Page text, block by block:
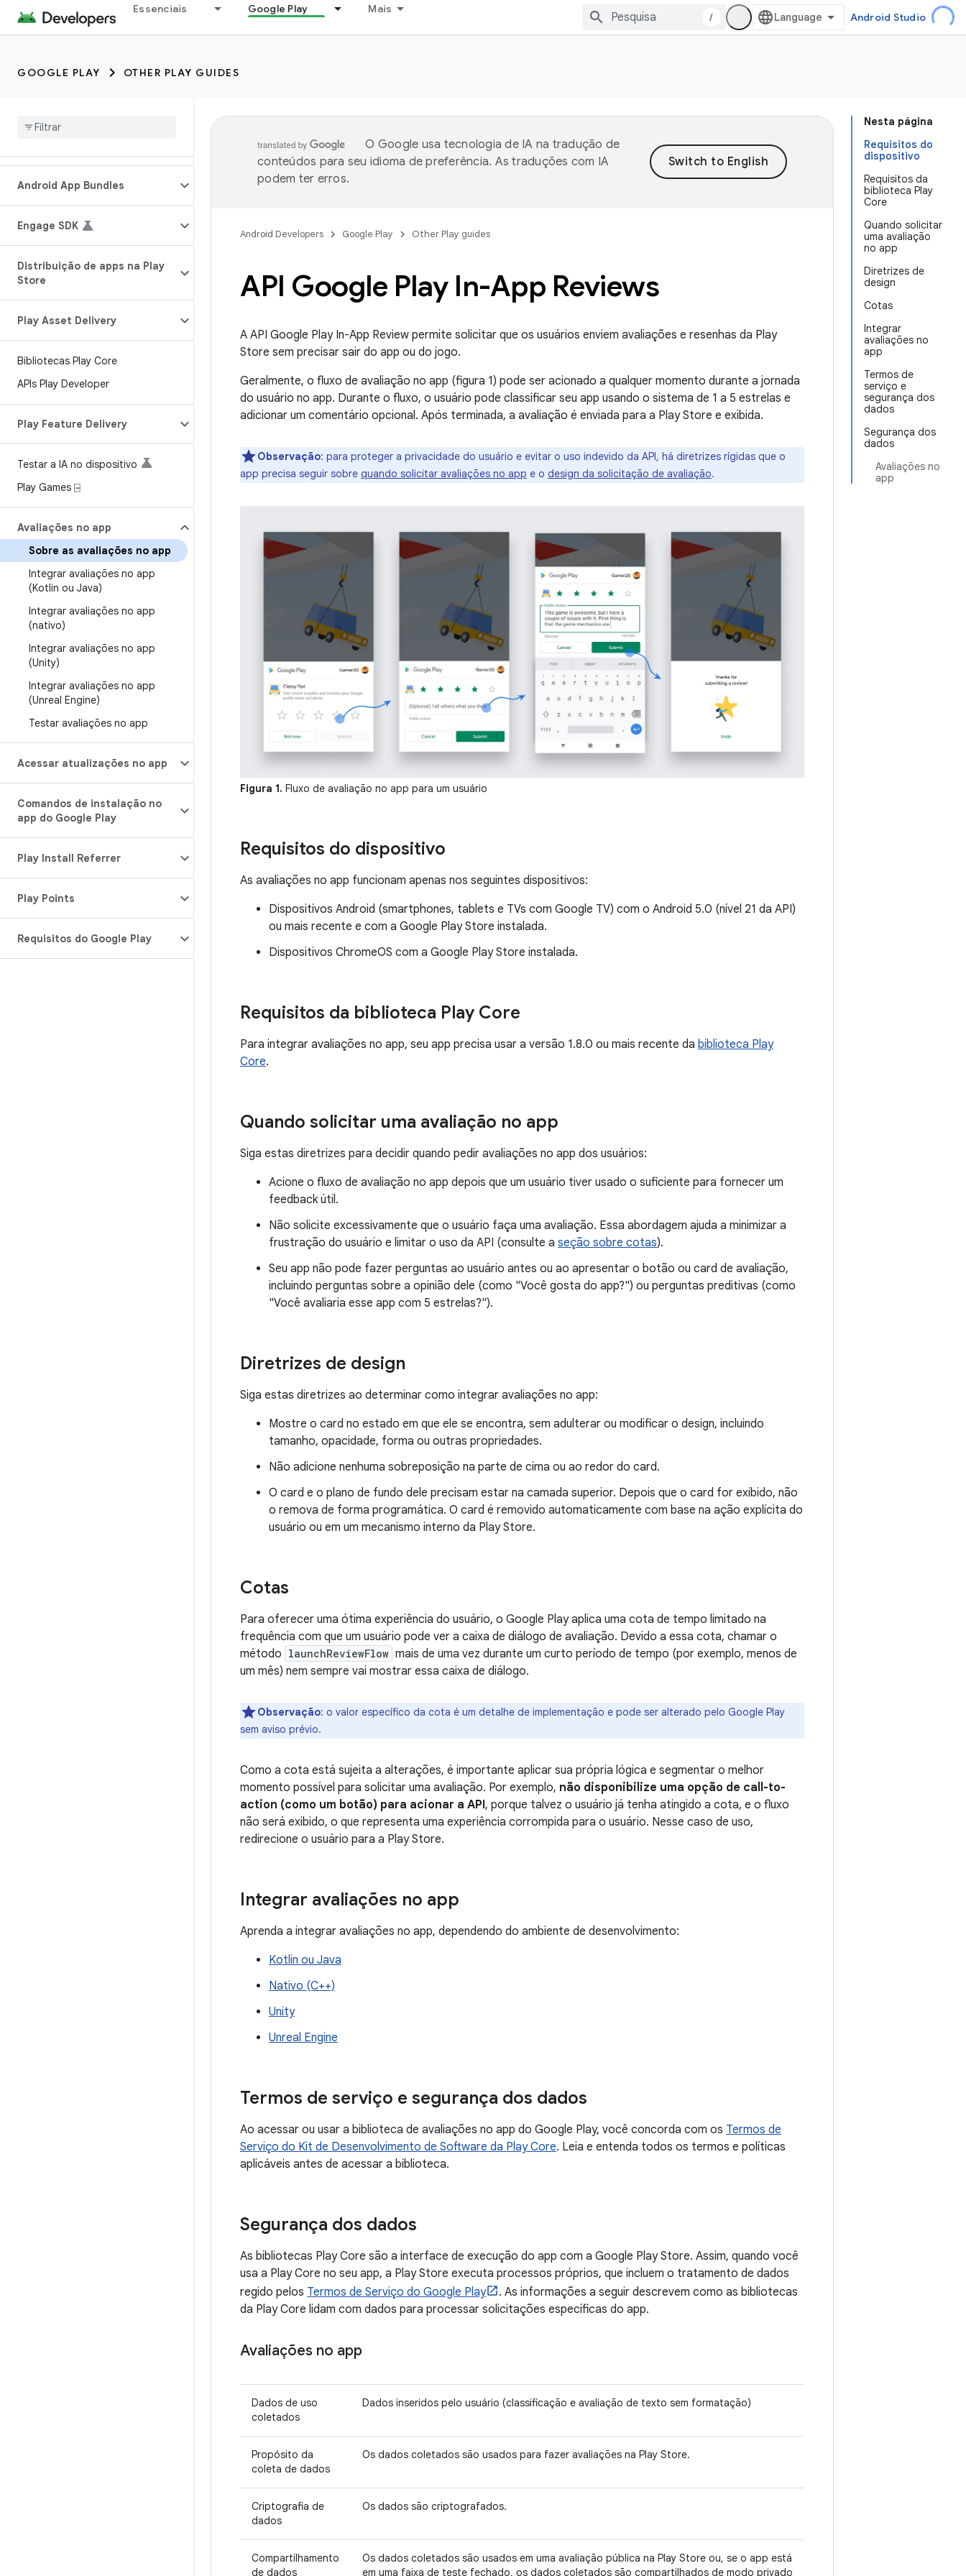
Essenciais Google Play Mais
/ Android Studio
GOOGLE PLAY OTHER PLAY GUIDES
Android App Bundles
Engage SDK
Distribuição de apps na Play
Store
Play Asset Delivery
Bibliotecas Play Core
APIs Play Developer
Play Feature Delivery
Testar a IA no dispositivo
Play Games ⍈
Avaliações no app
Sobre as avaliações no app
Integrar avaliações no app
(Kotlin ou Java)
Integrar avaliações no app
(nativo)
Integrar avaliações no app
(Unity)
Integrar avaliações no app
(Unreal Engine)
Testar avaliações no app
Acessar atualizações no app
Comandos de instalação no
app do Google Play
Play Install Referrer
Play Points
Requisitos do Google Play
Nesta página
Requisitos do
dispositivo
Requisitos da
biblioteca Play
Core
Quando solicitar
uma avaliação
no app
Diretrizes de
design
Cotas
Integrar
avaliações no
app
Termos de
serviço e
segurança dos
dados
Segurança dos
dados
Avaliações no
app
O Google usa tecnologia de IA na tradução de
conteúdos para seu idioma de preferência. As traduções com IA
podem ter erros.
Android Developers Google Play Other Play guides
API Google Play In-App Reviews
A API Google Play In-App Review permite solicitar que os usuários enviem avaliações e resenhas da Play
Store sem precisar sair do app ou do jogo.
Geralmente, o fluxo de avaliação no app (figura 1) pode ser acionado a qualquer momento durante a jornada
do usuário no app. Durante o fluxo, o usuário pode classificar seu app usando o sistema de 1 a 5 estrelas e
adicionar um comentário opcional. Após terminada, a avaliação é enviada para a Play Store e exibida.
Observação: para proteger a privacidade do usuário e evitar o uso indevido da API, há diretrizes rígidas que o
app precisa seguir sobre quando solicitar avaliações no app e o design da solicitação de avaliação.
Figura 1. Fluxo de avaliação no app para um usuário
Requisitos do dispositivo
As avaliações no app funcionam apenas nos seguintes dispositivos:
Dispositivos Android (smartphones, tablets e TVs com Google TV) com o Android 5.0 (nível 21 da API)
ou mais recente e com a Google Play Store instalada.
Dispositivos ChromeOS com a Google Play Store instalada.
Requisitos da biblioteca Play Core
Para integrar avaliações no app, seu app precisa usar a versão 1.8.0 ou mais recente da biblioteca Play
Core.
Quando solicitar uma avaliação no app
Siga estas diretrizes para decidir quando pedir avaliações no app dos usuários:
Acione o fluxo de avaliação no app depois que um usuário tiver usado o suficiente para fornecer um
feedback útil.
Não solicite excessivamente que o usuário faça uma avaliação. Essa abordagem ajuda a minimizar a
frustração do usuário e limitar o uso da API (consulte a seção sobre cotas).
Seu app não pode fazer perguntas ao usuário antes ou ao apresentar o botão ou card de avaliação,
incluindo perguntas sobre a opinião dele (como "Você gosta do app?") ou perguntas preditivas (como
"Você avaliaria esse app com 5 estrelas?").
Diretrizes de design
Siga estas diretrizes ao determinar como integrar avaliações no app:
Mostre o card no estado em que ele se encontra, sem adulterar ou modificar o design, incluindo
tamanho, opacidade, forma ou outras propriedades.
Não adicione nenhuma sobreposição na parte de cima ou ao redor do card.
O card e o plano de fundo dele precisam estar na camada superior. Depois que o card for exibido, não
o remova de forma programática. O card é removido automaticamente com base na ação explícita do
usuário ou em um mecanismo interno da Play Store.
Cotas
Para oferecer uma ótima experiência do usuário, o Google Play aplica uma cota de tempo limitado na
frequência com que um usuário pode ver a caixa de diálogo de avaliação. Devido a essa cota, chamar o
método launchReviewFlow mais de uma vez durante um curto período de tempo (por exemplo, menos de
um mês) nem sempre vai mostrar essa caixa de diálogo.
Observação: o valor específico da cota é um detalhe de implementação e pode ser alterado pelo Google Play
sem aviso prévio.
Como a cota está sujeita a alterações, é importante aplicar sua própria lógica e segmentar o melhor
momento possível para solicitar uma avaliação. Por exemplo, não disponibilize uma opção de call-to-
action (como um botão) para acionar a API, porque talvez o usuário já tenha atingido a cota, e o fluxo
não será exibido, o que representa uma experiência corrompida para o usuário. Nesse caso de uso,
redirecione o usuário para a Play Store.
Integrar avaliações no app
Aprenda a integrar avaliações no app, dependendo do ambiente de desenvolvimento:
Kotlin ou Java
Nativo (C++)
Unity
Unreal Engine
Termos de serviço e segurança dos dados
Ao acessar ou usar a biblioteca de avaliações no app do Google Play, você concorda com os Termos de
Serviço do Kit de Desenvolvimento de Software da Play Core. Leia e entenda todos os termos e políticas
aplicáveis antes de acessar a biblioteca.
Segurança dos dados
As bibliotecas Play Core são a interface de execução do app com a Google Play Store. Assim, quando você
usa a Play Core no seu app, a Play Store executa processos próprios, que incluem o tratamento de dados
regido pelos Termos de Serviço do Google Play
. As informações a seguir descrevem como as bibliotecas
da Play Core lidam com dados para processar solicitações específicas do app.
Avaliações no app
Dados de uso
coletados
Dados inseridos pelo usuário (classificação e avaliação de texto sem formatação)
Propósito da
coleta de dados
Os dados coletados são usados para fazer avaliações na Play Store.
Criptografia de
dados
Os dados são criptografados.
Compartilhamento
de dados
Os dados coletados são usados em uma avaliação pública na Play Store ou, se o app está
em uma faixa de teste fechado, os dados coletados são compartilhados de modo privado